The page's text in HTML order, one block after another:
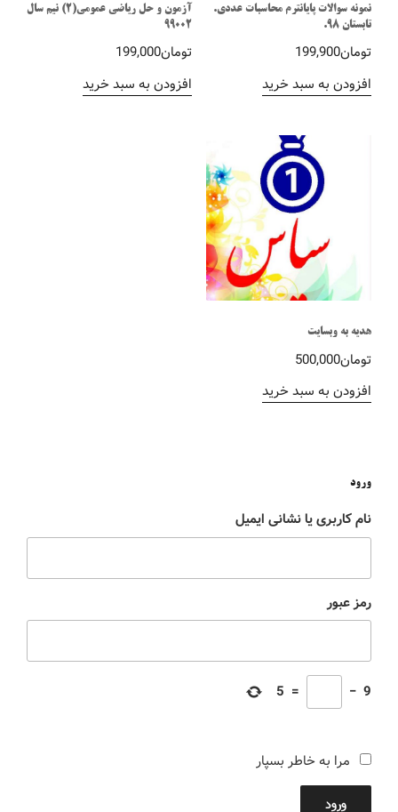
نمونه سوالات پایانترم محاسبات عددی.
تابستان 98.
تومان199,900
افزودن به سبد خرید
آزمون و حل ریاضی عمومی(2) نیم سال
99002
تومان199,000
افزودن به سبد خرید
هدیه به وبسایت
تومان500,000
افزودن به سبد خرید
ورود
نام کاربری یا نشانی ایمیل
رمز عبور
9
−
=
5
مرا به خاطر بسپار
ورود